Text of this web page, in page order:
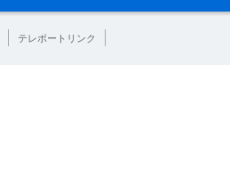
テレボートリンク